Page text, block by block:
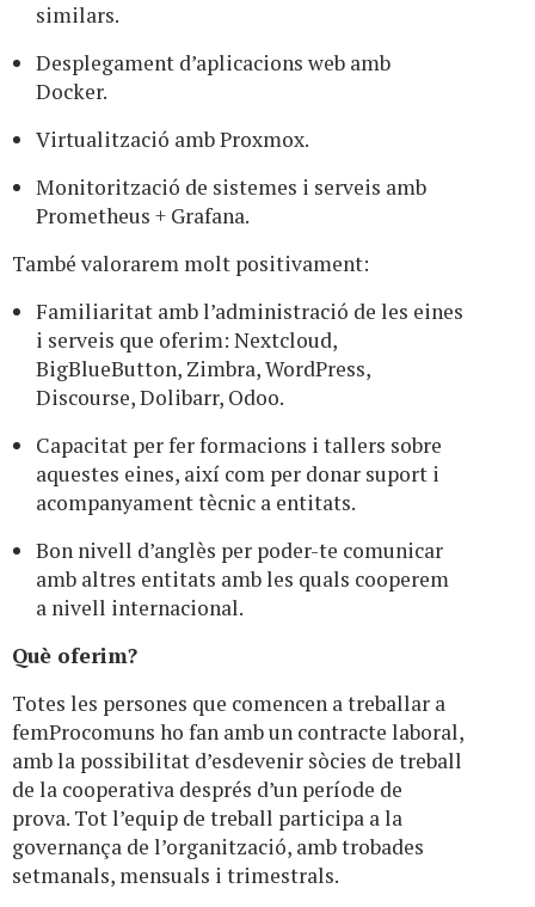
similars.
Desplegament d’aplicacions web amb
Docker.
Virtualització amb Proxmox.
Monitorització de sistemes i serveis amb
Prometheus + Grafana.
També valorarem molt positivament:
Familiaritat amb l’administració de les eines
i serveis que oferim: Nextcloud,
BigBlueButton, Zimbra, WordPress,
Discourse, Dolibarr, Odoo.
Capacitat per fer formacions i tallers sobre
aquestes eines, així com per donar suport i
acompanyament tècnic a entitats.
Bon nivell d’anglès per poder-te comunicar
amb altres entitats amb les quals cooperem
a nivell internacional.
Què oferim?
Totes les persones que comencen a treballar a
femProcomuns ho fan amb un contracte laboral,
amb la possibilitat d’esdevenir sòcies de treball
de la cooperativa després d’un període de
prova. Tot l’equip de treball participa a la
governança de l’organització, amb trobades
setmanals, mensuals i trimestrals.